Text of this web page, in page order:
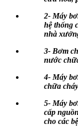
2- Máy
hệ thống
nhà
3- Bơm
nước
4- Máy
chữa
5- Máy
cấp
cho các